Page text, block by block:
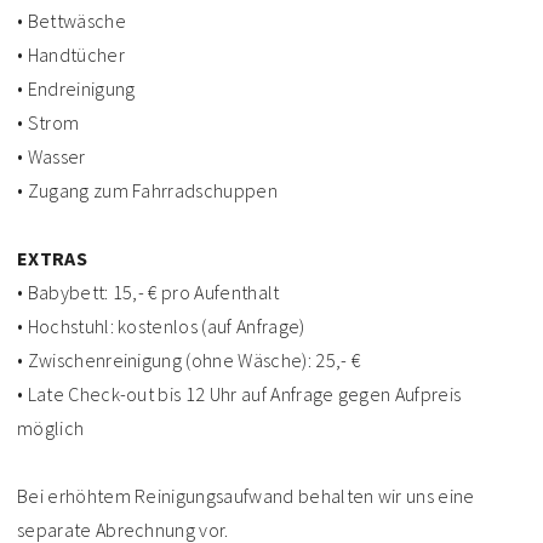
• Bettwäsche
• Handtücher
• Endreinigung
• Strom
• Wasser
• Zugang zum Fahrradschuppen
EXTRAS
• Babybett: 15,- € pro Aufenthalt
• Hochstuhl: kostenlos (auf Anfrage)
• Zwischenreinigung (ohne Wäsche): 25,- €
• Late Check-out bis 12 Uhr auf Anfrage gegen Aufpreis
möglich
Bei erhöhtem Reinigungsaufwand behalten wir uns eine
separate Abrechnung vor.